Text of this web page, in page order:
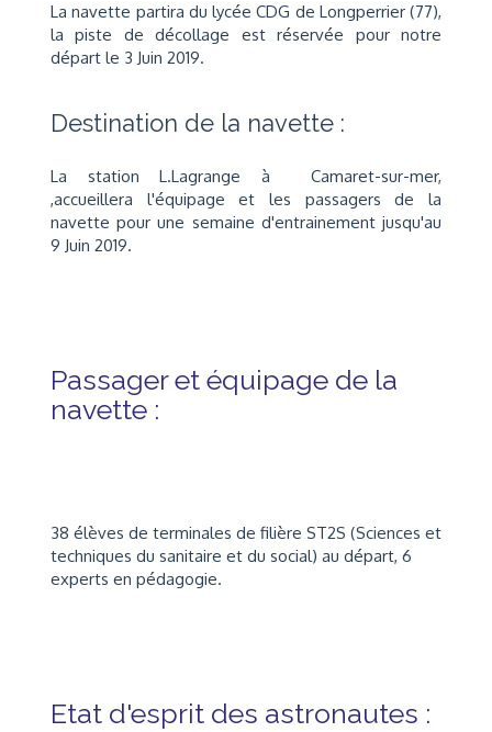
La navette partira du lycée CDG de Longperrier (77),
la piste de décollage est réservée pour notre
départ le 3 Juin 2019.
Destination de la navette :
La station L.Lagrange à Camaret-sur-mer,
,accueillera l'équipage et les passagers de la
navette pour une semaine d'entrainement jusqu'au
9 Juin 2019.
Passager et équipage de la
navette :
38 élèves de terminales de filière ST2S (Sciences et
techniques du sanitaire et du social) au départ, 6
experts en pédagogie.
Etat d'esprit des astronautes :